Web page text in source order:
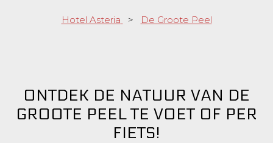
Hotel Asteria > De Groote Peel
ONTDEK DE NATUUR VAN DE
GROOTE PEEL TE VOET OF PER
FIETS!